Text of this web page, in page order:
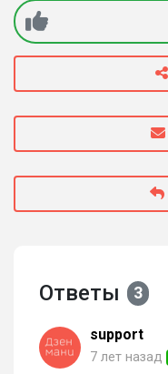
Ответы 3
support
7 лет назад